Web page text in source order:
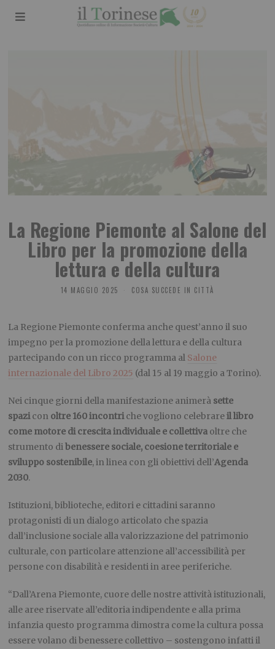
La Regione Piemonte al Salone del
Libro per la promozione della
lettura e della cultura
14 MAGGIO 2025 COSA SUCCEDE IN CITTÀ
La Regione Piemonte conferma anche quest’anno il suo
impegno per la promozione della lettura e della cultura
partecipando con un ricco programma al Salone
internazionale del Libro 2025 (dal 15 al 19 maggio a Torino).
Nei cinque giorni della manifestazione animerà sette
spazicon oltre 160 incontriche vogliono celebrareil libro
come motore di crescita individuale e collettiva oltre che
strumento dibenessere sociale, coesione territoriale e
sviluppo sostenibile, in linea con gli obiettivi dell’Agenda
2030.
Istituzioni, biblioteche, editori e cittadini saranno
protagonisti di un dialogo articolato che spazia
dall’inclusione sociale alla valorizzazione del patrimonio
culturale, con particolare attenzione all’accessibilità per
persone con disabilità e residenti in aree periferiche.
“Dall’Arena Piemonte, cuore delle nostre attività istituzionali,
alle aree riservate all’editoria indipendente e alla prima
infanzia questo programma dimostra come la cultura possa
essere volano di benessere collettivo – sostengono infatti il